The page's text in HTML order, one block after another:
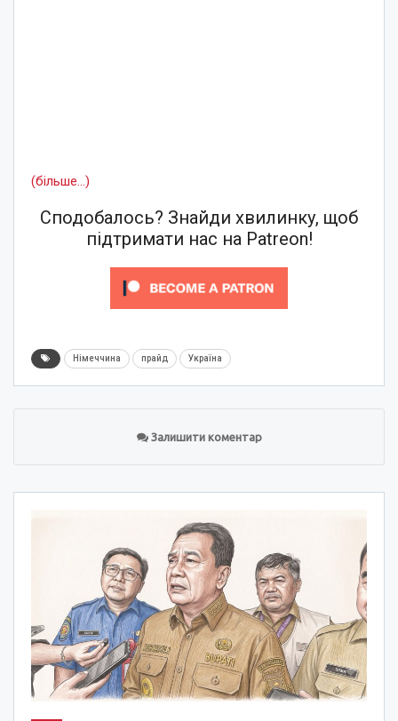
(більше…)
Сподобалось? Знайди хвилинку, щоб
підтримати нас на Patreon!
Німеччина прайд Україна
Залишити коментар